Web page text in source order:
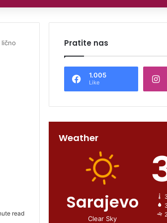
read
Pratite nas
1.005
Like
Weather
Sarajevo
Clear Sky